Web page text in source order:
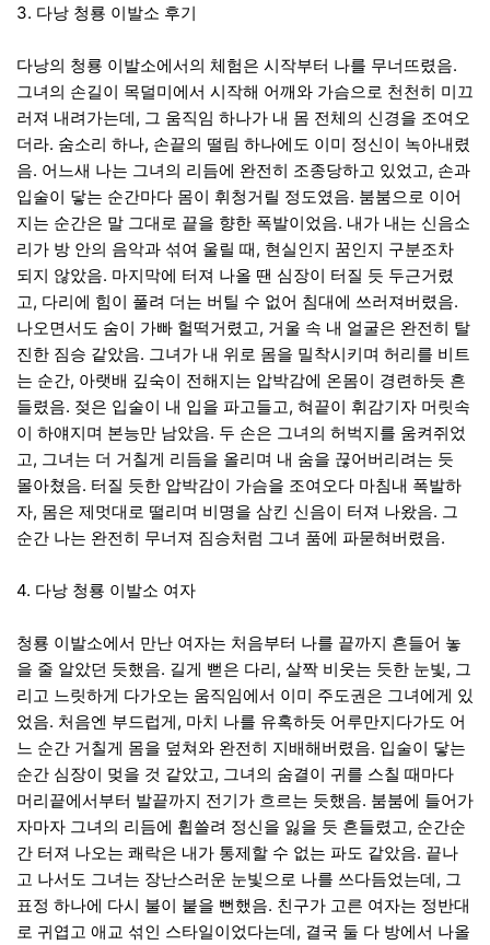
3. 다낭 청룡 이발소 후기
다낭의 청룡 이발소에서의 체험은 시작부터 나를 무너뜨렸음.
그녀의 손길이 목덜미에서 시작해 어깨와 가슴으로 천천히 미끄
러져 내려가는데, 그 움직임 하나가 내 몸 전체의 신경을 조여오
더라. 숨소리 하나, 손끝의 떨림 하나에도 이미 정신이 녹아내렸
음. 어느새 나는 그녀의 리듬에 완전히 조종당하고 있었고, 손과
입술이 닿는 순간마다 몸이 휘청거릴 정도였음. 붐붐으로 이어
지는 순간은 말 그대로 끝을 향한 폭발이었음. 내가 내는 신음소
리가 방 안의 음악과 섞여 울릴 때, 현실인지 꿈인지 구분조차
되지 않았음. 마지막에 터져 나올 땐 심장이 터질 듯 두근거렸
고, 다리에 힘이 풀려 더는 버틸 수 없어 침대에 쓰러져버렸음.
나오면서도 숨이 가빠 헐떡거렸고, 거울 속 내 얼굴은 완전히 탈
진한 짐승 같았음. 그녀가 내 위로 몸을 밀착시키며 허리를 비트
는 순간, 아랫배 깊숙이 전해지는 압박감에 온몸이 경련하듯 흔
들렸음. 젖은 입술이 내 입을 파고들고, 혀끝이 휘감기자 머릿속
이 하얘지며 본능만 남았음. 두 손은 그녀의 허벅지를 움켜쥐었
고, 그녀는 더 거칠게 리듬을 올리며 내 숨을 끊어버리려는 듯
몰아쳤음. 터질 듯한 압박감이 가슴을 조여오다 마침내 폭발하
자, 몸은 제멋대로 떨리며 비명을 삼킨 신음이 터져 나왔음. 그
순간 나는 완전히 무너져 짐승처럼 그녀 품에 파묻혀버렸음.
4. 다낭 청룡 이발소 여자
청룡 이발소에서 만난 여자는 처음부터 나를 끝까지 흔들어 놓
을 줄 알았던 듯했음. 길게 뻗은 다리, 살짝 비웃는 듯한 눈빛, 그
리고 느릿하게 다가오는 움직임에서 이미 주도권은 그녀에게 있
었음. 처음엔 부드럽게, 마치 나를 유혹하듯 어루만지다가도 어
느 순간 거칠게 몸을 덮쳐와 완전히 지배해버렸음. 입술이 닿는
순간 심장이 멎을 것 같았고, 그녀의 숨결이 귀를 스칠 때마다
머리끝에서부터 발끝까지 전기가 흐르는 듯했음. 붐붐에 들어가
자마자 그녀의 리듬에 휩쓸려 정신을 잃을 듯 흔들렸고, 순간순
간 터져 나오는 쾌락은 내가 통제할 수 없는 파도 같았음. 끝나
고 나서도 그녀는 장난스러운 눈빛으로 나를 쓰다듬었는데, 그
표정 하나에 다시 불이 붙을 뻔했음. 친구가 고른 여자는 정반대
로 귀엽고 애교 섞인 스타일이었다는데, 결국 둘 다 방에서 나올